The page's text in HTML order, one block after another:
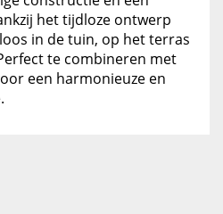
het tijdloze ontwerp
in de tuin, op het terras
te combineren met
een harmonieuze en